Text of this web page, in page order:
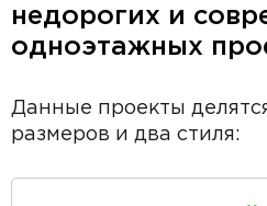
недорогих и
одноэтажных
Данные проекты
размеров и два стиля: